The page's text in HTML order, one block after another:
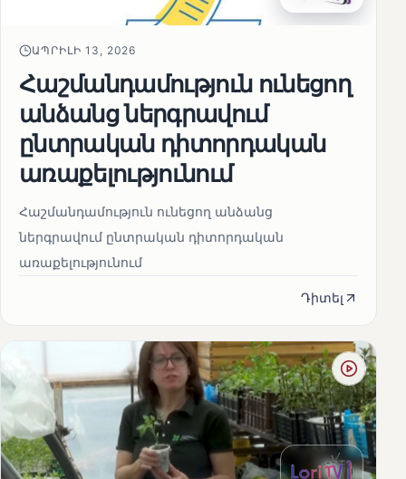
ԱՊՐԻԼԻ 13, 2026
Հաշմանդամություն ունեցող
անձանց ներգրավում
ընտրական դիտորդական
առաքելությունում
Հաշմանդամություն ունեցող անձանց
ներգրավում ընտրական դիտորդական
առաքելությունում
Դիտել